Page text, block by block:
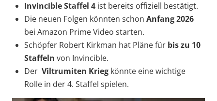
Invincible Staffel 4 ist bereits offiziell bestätigt.
Die neuen Folgen könnten schon Anfang 2026
bei Amazon Prime Video starten.
Schöpfer Robert Kirkman hat Pläne für bis zu 10
Staffeln von Invincible.
Der Viltrumiten Krieg könnte eine wichtige
Rolle in der 4. Staffel spielen.